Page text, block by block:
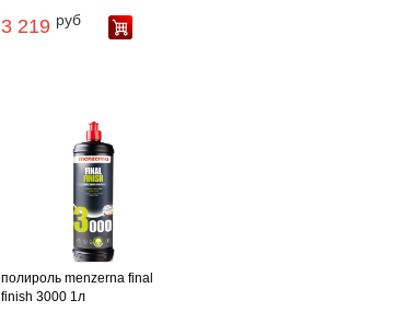
3 219 руб
полироль menzerna final
finish 3000 1л